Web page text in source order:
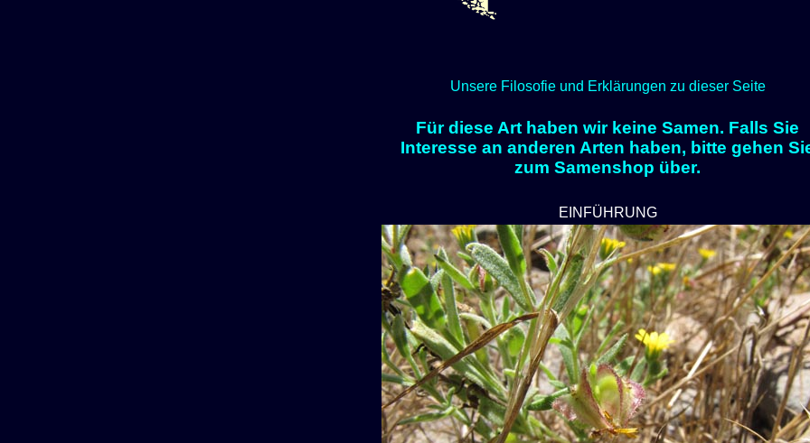
Unsere Filosofie und Erklärungen zu dieser Seite
Für diese Art haben wir keine Samen. Falls Sie
Interesse an anderen Arten haben, bitte gehen
zum Samenshop über.
EINFÜHRUNG